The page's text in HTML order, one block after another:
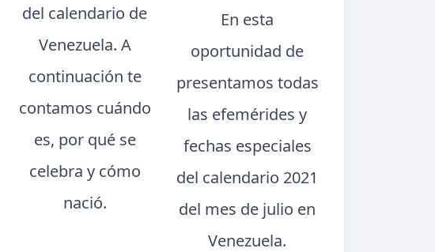
del calendario de
Venezuela. A
continuación te
contamos cuándo
es, por qué se
celebra y cómo
nació.
En esta
oportunidad de
presentamos todas
las efemérides y
fechas especiales
del calendario 2021
del mes de julio en
Venezuela.